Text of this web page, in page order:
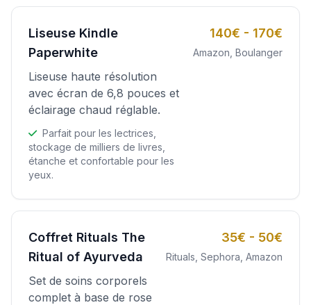
Liseuse Kindle
Paperwhite
Liseuse haute résolution
avec écran de 6,8 pouces et
éclairage chaud réglable.
Parfait pour les lectrices,
stockage de milliers de livres,
étanche et confortable pour les
yeux.
140€ - 170€
Amazon, Boulanger
Coffret Rituals The
Ritual of Ayurveda
Set de soins corporels
complet à base de rose
35€ - 50€
Rituals, Sephora, Amazon